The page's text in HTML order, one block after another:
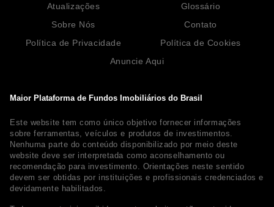
Maior Plataforma de Fundos Imobiliários do Brasil
Este website tem como único objetivo fornecer informações
sobre ferramentas, veículos e produtos de investimentos.
Nenhuma parte do conteúdo disponibilizado por meio deste
website deve ser interpretada como aconselhamento ou
recomendação para investimento. Orientações neste sentido
devem ser obtidas por instituições e profissionais credenciados e
devidamente habilitados.
Atualizações
Glossário
Sobre Nós
Contato
Política de Privacidade
Política de Cookies
Anuncie Aqui